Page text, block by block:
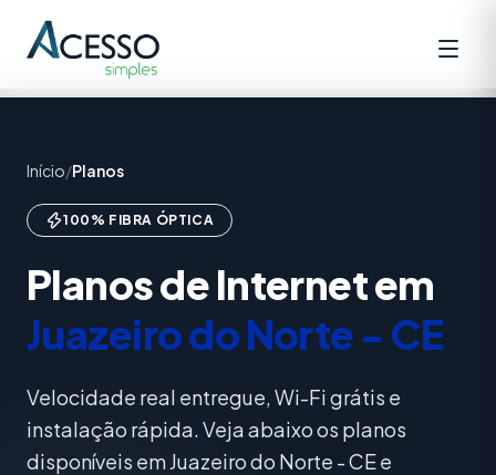
Início/Planos
100% FIBRA ÓPTICA
Planos de Internet em
Juazeiro do Norte - CE
Velocidade real entregue, Wi-Fi grátis e
instalação rápida. Veja abaixo os planos
disponíveis em Juazeiro do Norte - CE e